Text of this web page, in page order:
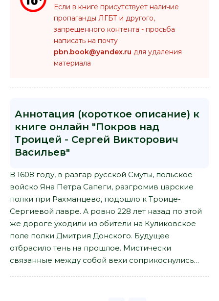
Если в книге присутствует наличие
пропаганды ЛГБТ и другого,
запрещенного контента - просьба
написать на почту
pbn.book@yandex.ru для удаления
материала
Аннотация (короткое описание) к
книге онлайн "Покров над
Троицей - Сергей Викторович
Васильев"
В 1608 году, в разгар русской Смуты, польское
войско Яна Петра Сапеги, разгромив царские
полки при Рахманцево, подошло к Троице-
Сергиевой лавре. А ровно 228 лет назад по этой
же дороге уходили из обители на Куликовское
поле полки Дмитрия Донского. Будущее
отбрасило тень на прошлое. Мистически
связанные между собой вехи соприкоснулись…